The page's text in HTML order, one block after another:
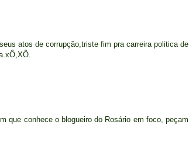
atos de corrupção,triste fim pra carreira politica de
que conhece o blogueiro do Rosário em foco, peçam